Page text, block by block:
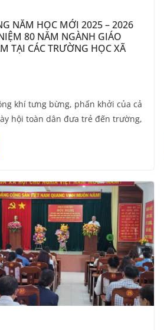
NĂM HỌC MỚI 2025 – 2026
80 NĂM NGÀNH GIÁO
TẠI CÁC TRƯỜNG HỌC XÃ
khí tưng bừng, phấn khởi của cả
hội toàn dân đưa trẻ đến trường,